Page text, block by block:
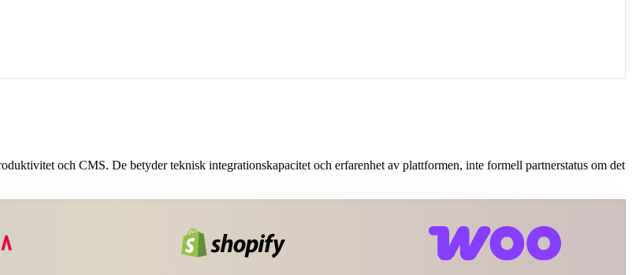
flöde som går
till
förvaltas utan att bli
och CMS. De betyder teknisk integrationskapacitet och erfarenhet av plattformen, inte formell partnerstatus om det